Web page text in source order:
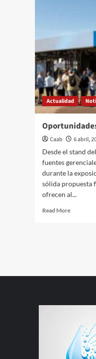
Actualidad
Caab 6 abril,
Desde el stand
fuentes
durante la
sólida propuesta
ofrecen al...
Read MoreRead